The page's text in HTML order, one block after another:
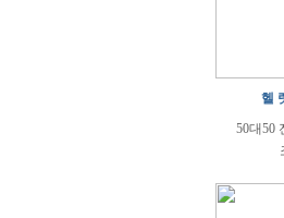
헬
50대50